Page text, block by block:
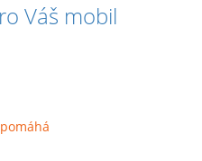
Váš mobil